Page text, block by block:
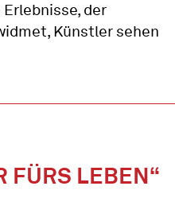
der
Künstler sehen
FÜRS LEBEN“